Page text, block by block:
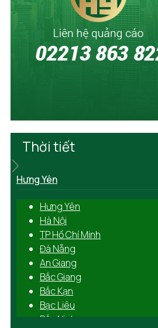
Thời tiết
Hưng Yên
Hưng Yên
Hà Nội
TP Hồ Chí Minh
Đà Nẵng
An Giang
Bắc Giang
Bắc Kạn
Bạc Liêu
Bắc Ninh